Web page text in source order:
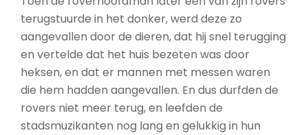
terugstuurde in het donker, werd deze zo
aangevallen door de dieren, dat hij snel terugging
en vertelde dat het huis bezeten was door
heksen, en dat er mannen met messen waren
die hem hadden aangevallen. En dus durfden de
rovers niet meer terug, en leefden de
stadsmuzikanten nog lang en gelukkig in hun